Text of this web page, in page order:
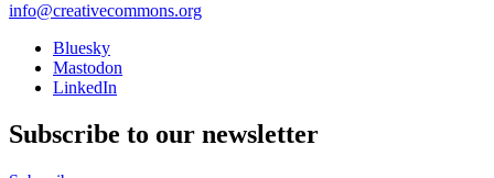
info@creativecommons.org
Bluesky
Mastodon
LinkedIn
Subscribe to our newsletter